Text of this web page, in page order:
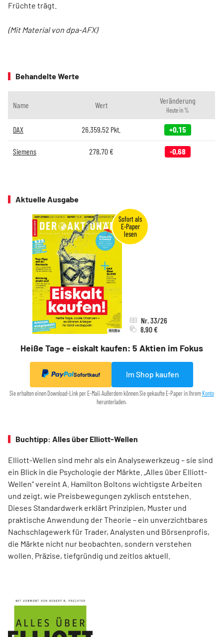
Früchte trägt.
(Mit Material von dpa-AFX)
Behandelte Werte
Name Wert Veränderung
Heute in %
DAX 26.359,52 Pkt. +0,15
Siemens 278,70€ -0,68
Aktuelle Ausgabe
Heiße Tage – eiskalt kaufen: 5 Aktien im Fokus
Nr. 33/26
8,90 €
Sofortkauf Im Shop kaufen
Sie erhalten einen Download-Link per E-Mail. Außerdem können Sie gekaufte E-Paper in IhremKonto
herunterladen.
Buchtipp: Alles über Elliott-Wellen
Elliott-Wellen sind mehr als ein Analysewerkzeug – sie sind
ein Blick in die Psychologie der Märkte. „Alles über Elliott-
Wellen“ vereint A. Hamilton Boltons wichtigste Arbeiten
und zeigt, wie Preisbewegungen zyklisch entstehen.
Dieses Standardwerk erklärt Prinzipien, Muster und
praktische Anwendung der Theorie – ein unverzichtbares
Nachschlagewerk für Trader, Analysten und Börsenprofis,
die Märkte nicht nur beobachten, sondern verstehen
wollen. Präzise, tiefgründig und zeitlos aktuell.